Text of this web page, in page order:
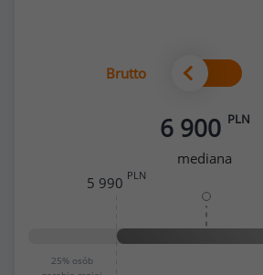
Brutto
6 900 PLN
mediana
25% osób
5 990 PLN